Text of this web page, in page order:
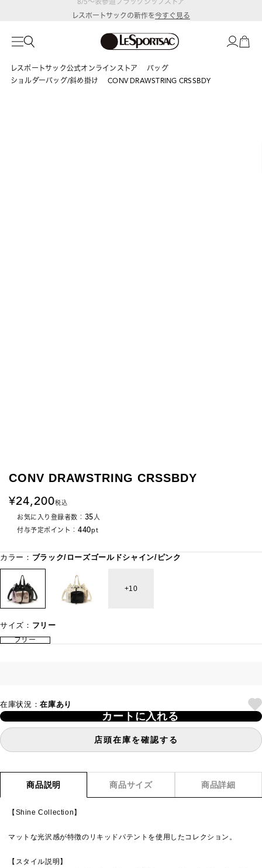
レスポートサックの新作を 今すぐ見る
レスポートサック公式オンラインストア
バッグ
ショルダーバッグ/斜め掛け
CONV DRAWSTRING CRSSBDY
CONV DRAWSTRING CRSSBDY
24,200税込
お気に入り登録者数： 35人
付与予定ポイント： 440pt
カラー： ブラック/ローズゴールドシャイン/ピンク
10
サイズ： フリー
フリー
在庫状況：在庫あり
カートに入れる
店頭在庫を確認する
商品説明 商品サイズ 商品詳細
【Shine Collection】
マットな光沢感が特徴のリキッドパテントを使用したコレクション。
【スタイル説明】